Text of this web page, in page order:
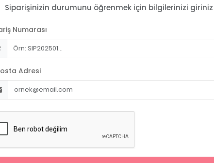
Siparişinizin durumunu öğrenmek için bilgilerinizi giriniz
Numarası
Adresi